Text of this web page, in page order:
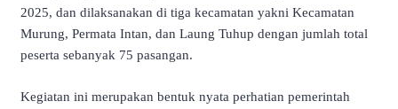
2025, dan dilaksanakan di tiga kecamatan yakni Kecamatan
Murung, Permata Intan, dan Laung Tuhup dengan jumlah total
peserta sebanyak 75 pasangan.
Kegiatan ini merupakan bentuk nyata perhatian pemerintah